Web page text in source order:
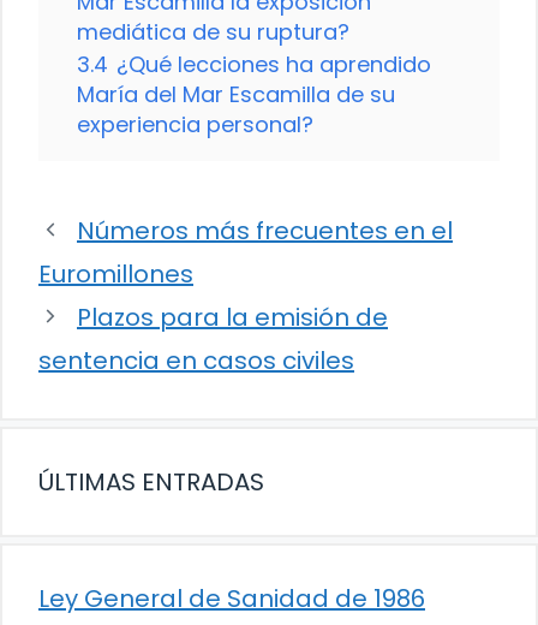
mediática de su ruptura?
3.4 ¿Qué lecciones ha aprendido
María del Mar Escamilla de su
experiencia personal?
Números más frecuentes en el
Euromillones
Plazos para la emisión de
sentencia en casos civiles
ÚLTIMAS ENTRADAS
Ley General de Sanidad de 1986